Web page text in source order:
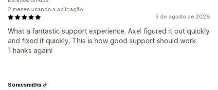
3 de agosto de 2026
What a fantastic support experience. Axel figured it out quickly
and fixed it quickly. This is how good support should work.
Thanks again!
2 meses usando a aplicação
Sonicsmiths